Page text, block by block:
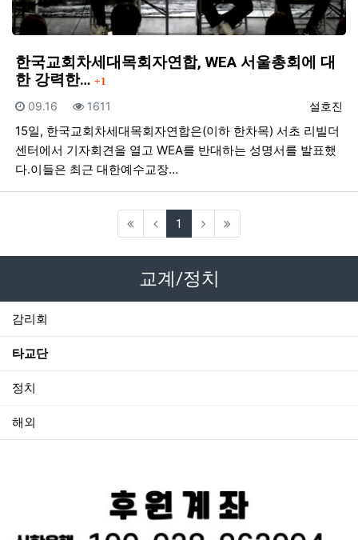
한국교회차세대목회자연합, WEA 서울총회에 대
한 강력한… 댓글
1
등록자
설호진
등록일
09.16 조회
1611
15일, 한국교회차세대목회자연합은(이하 한차목) 서초 리빌더
센터에서 기자회견을 열고 WEA를 반대하는 성명서를 발표했
다.이들은 최근 대한예수교장…
1 (current)
교계/정치
감리회
타교단
정치
해외